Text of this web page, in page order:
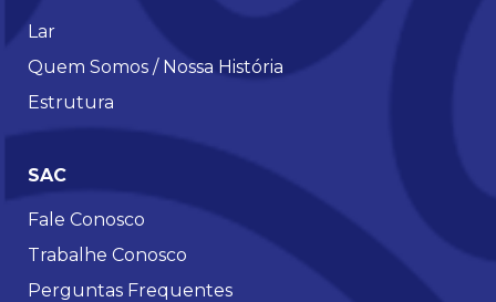
Lar
Quem Somos / Nossa História
Estrutura
SAC
Fale Conosco
Trabalhe Conosco
Perguntas Frequentes